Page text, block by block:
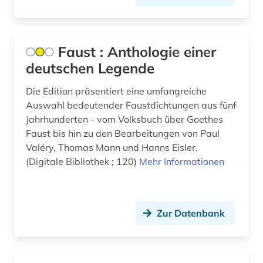
Faust : Anthologie einer
deutschen Legende
Die Edition präsentiert eine umfangreiche
Auswahl bedeutender Faustdichtungen aus fünf
Jahrhunderten - vom Volksbuch über Goethes
Faust bis hin zu den Bearbeitungen von Paul
Valéry, Thomas Mann und Hanns Eisler.
(Digitale Bibliothek ; 120) Mehr Informationen
Zur Datenbank